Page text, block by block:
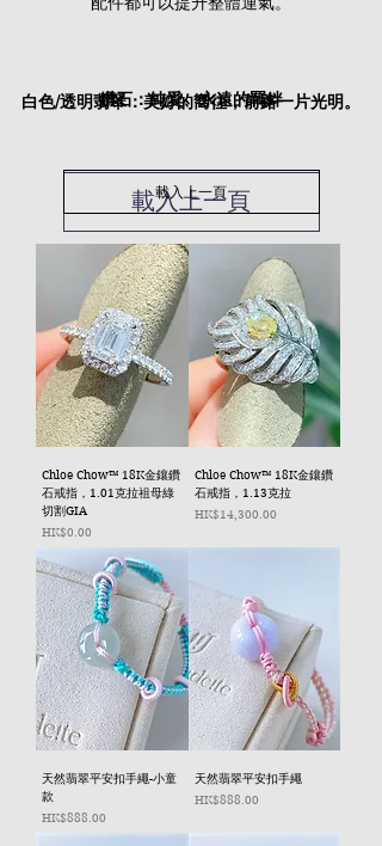
白色/透明翡翠：美好的嚮往，前路一片光明。
載入上一頁
鑽石：純愛、永遠的羈絆
載入上一頁
Chloe Chow™ 18K金鑲鑽
石戒指，1.01克拉祖母綠
切割GIA
價格
HK$0.00
Chloe Chow™ 18K金鑲鑽
石戒指，1.13克拉
價格
HK$14,300.00
天然翡翠平安扣手繩-小童
款
價格
HK$888.00
天然翡翠平安扣手繩
價格
HK$888.00